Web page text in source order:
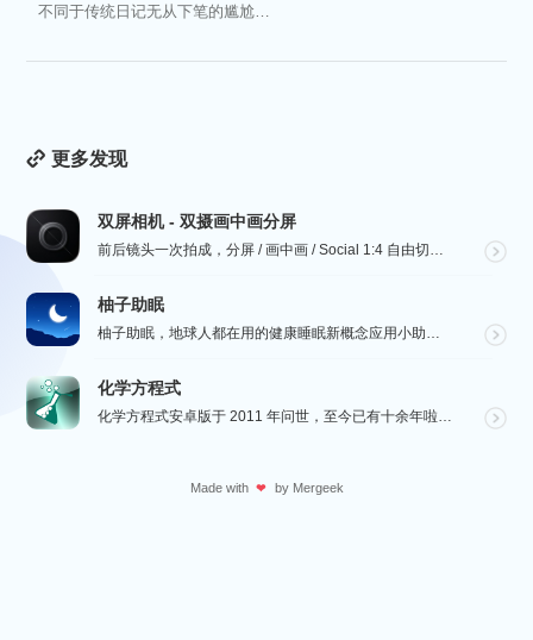
不同于传统日记无从下笔的尴尬，
更多发现
双屏相机 - 双摄画中画分屏
前后镜头一次拍成，分屏 / 画中画 / Social 1:4 自由切换，最高 4K。骑行、行车记录、...
柚子助眠
柚子助眠，地球人都在用的健康睡眠新概念应用小助手。Phone必备App神器.每一个热爱生活的人，都值...
化学方程式
化学方程式安卓版于 2011 年问世，至今已有十余年啦！在广大网友的积极贡献和我们的悉心维护下，如今...
Made with ❤ by Mergeek